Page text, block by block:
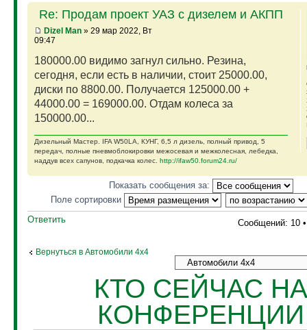
Re: Продам проект УАЗ с дизелем и АКПП
Dizel Man» 29 мар 2022, Вт
09:47
180000.00 видимо загнул сильно. Резина,
сегодня, если есть в наличии, стоит 25000.00,
диски по 8800.00. Получается 125000.00 +
44000.00 = 169000.00. Отдам колеса за
150000.00...
Дизельный Мастер. IFA W50LA, КУНГ, 6,5 л дизель, полный привод, 5
передач, полные пневмоблокировки межосевая и межколесная, лебедка,
наддув всех сапунов, подкачка колес. http://ifaw50.forum24.ru/
Показать сообщения за:
Поле сортировки
Ответить
Сообщений: 10
Вернуться в Автомобили 4х4
КТО СЕЙЧАС
КОНФЕРЕНЦИИ